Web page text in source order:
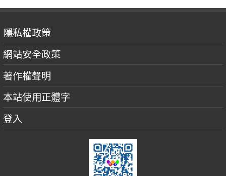
隱私權政策
網站安全政策
著作權聲明
本站使用正體字
登入